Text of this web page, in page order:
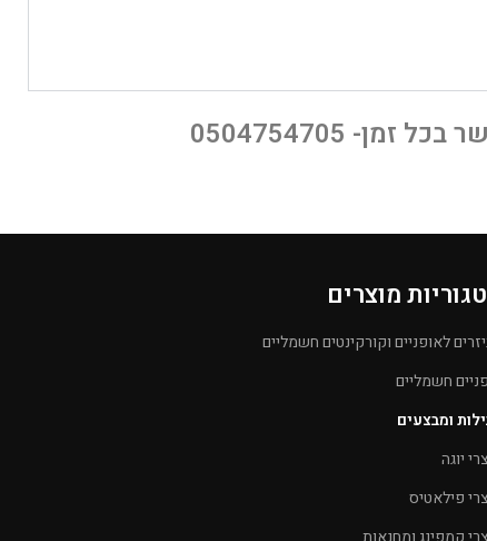
0504754705
מוצרים
לאופניים וקורקינטים חשמליים
חשמליים
ומבצעים
יוגה
פילאטיס